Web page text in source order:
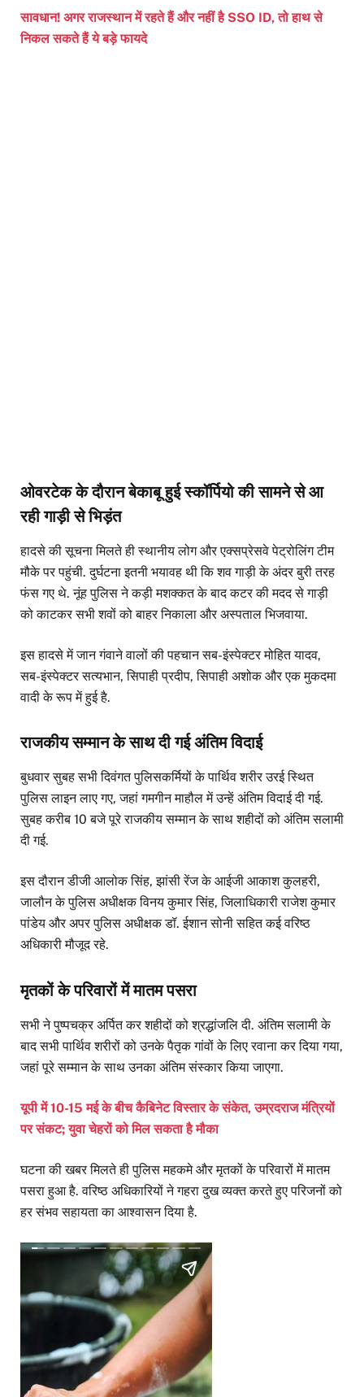
सावधान! अगर राजस्थान में रहते हैं और नहीं है SSO ID, तो हाथ से
निकल सकते हैं ये बड़े फायदे
ओवरटेक के दौरान बेकाबू हुई स्कॉर्पियो की सामने से आ
रही गाड़ी से भिड़ंत
हादसे की सूचना मिलते ही स्थानीय लोग और एक्सप्रेसवे पेट्रोलिंग टीम
मौके पर पहुंची. दुर्घटना इतनी भयावह थी कि शव गाड़ी के अंदर बुरी तरह
फंस गए थे. नूंह पुलिस ने कड़ी मशक्कत के बाद कटर की मदद से गाड़ी
को काटकर सभी शवों को बाहर निकाला और अस्पताल भिजवाया.
इस हादसे में जान गंवाने वालों की पहचान सब-इंस्पेक्टर मोहित यादव,
सब-इंस्पेक्टर सत्यभान, सिपाही प्रदीप, सिपाही अशोक और एक मुकदमा
वादी के रूप में हुई है.
राजकीय सम्मान के साथ दी गई अंतिम विदाई
बुधवार सुबह सभी दिवंगत पुलिसकर्मियों के पार्थिव शरीर उरई स्थित
पुलिस लाइन लाए गए, जहां गमगीन माहौल में उन्हें अंतिम विदाई दी गई.
सुबह करीब 10 बजे पूरे राजकीय सम्मान के साथ शहीदों को अंतिम सलामी
दी गई.
इस दौरान डीजी आलोक सिंह, झांसी रेंज के आईजी आकाश कुलहरी,
जालौन के पुलिस अधीक्षक विनय कुमार सिंह, जिलाधिकारी राजेश कुमार
पांडेय और अपर पुलिस अधीक्षक डॉ. ईशान सोनी सहित कई वरिष्ठ
अधिकारी मौजूद रहे.
मृतकों के परिवारों में मातम पसरा
सभी ने पुष्पचक्र अर्पित कर शहीदों को श्रद्धांजलि दी. अंतिम सलामी के
बाद सभी पार्थिव शरीरों को उनके पैतृक गांवों के लिए रवाना कर दिया गया,
जहां पूरे सम्मान के साथ उनका अंतिम संस्कार किया जाएगा.
यूपी में 10-15 मई के बीच कैबिनेट विस्तार के संकेत, उम्रदराज मंत्रियों
पर संकट; युवा चेहरों को मिल सकता है मौका
घटना की खबर मिलते ही पुलिस महकमे और मृतकों के परिवारों में मातम
पसरा हुआ है. वरिष्ठ अधिकारियों ने गहरा दुख व्यक्त करते हुए परिजनों को
हर संभव सहायता का आश्वासन दिया है.